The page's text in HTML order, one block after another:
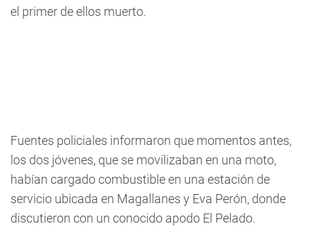
el primer de ellos muerto.
Fuentes policiales informaron que momentos antes,
los dos jóvenes, que se movilizaban en una moto,
habían cargado combustible en una estación de
servicio ubicada en Magallanes y Eva Perón, donde
discutieron con un conocido apodo El Pelado.